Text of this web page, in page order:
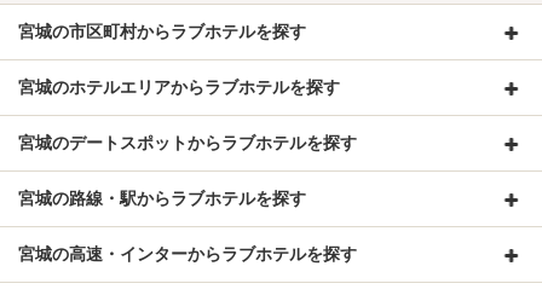
宮城の市区町村からラブホテルを探す
宮城のホテルエリアからラブホテルを探す
宮城のデートスポットからラブホテルを探す
宮城の路線・駅からラブホテルを探す
宮城の高速・インターからラブホテルを探す